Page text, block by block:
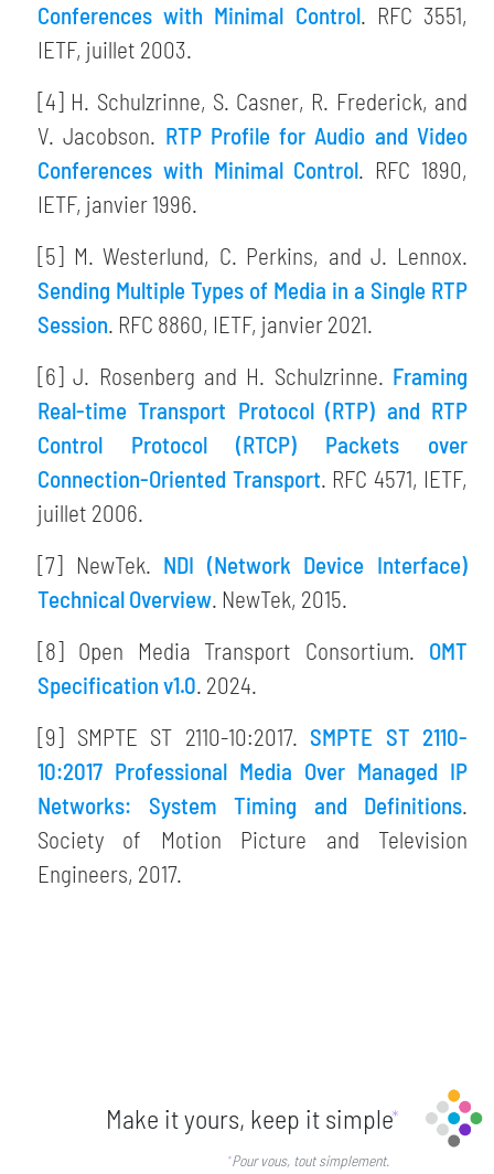
Conferences with Minimal Control. RFC 3551,
IETF, juillet 2003.
[4] H. Schulzrinne, S. Casner, R. Frederick, and
V. Jacobson. RTP Profile for Audio and Video
Conferences with Minimal Control. RFC 1890,
IETF, janvier 1996.
[5] M. Westerlund, C. Perkins, and J. Lennox.
Sending Multiple Types of Media in a Single RTP
Session. RFC 8860, IETF, janvier 2021.
[6] J. Rosenberg and H. Schulzrinne. Framing
Real-time Transport Protocol (RTP) and RTP
Control Protocol (RTCP) Packets over
Connection-Oriented Transport. RFC 4571, IETF,
juillet 2006.
[7] NewTek. NDI (Network Device Interface)
Technical Overview. NewTek, 2015.
[8] Open Media Transport Consortium. OMT
Specification v1.0. 2024.
[9] SMPTE ST 2110-10:2017. SMPTE ST 2110-
10:2017 Professional Media Over Managed IP
Networks: System Timing and Definitions.
Society of Motion Picture and Television
Engineers, 2017.
Make it yours, keep it simple*
*Pour vous, tout simplement.